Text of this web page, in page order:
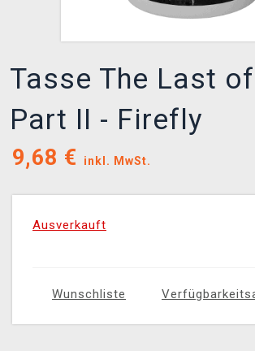
Tasse The Last
Part II - Firefly
9,68 € inkl. MwSt.
Ausverkauft
Wunschliste